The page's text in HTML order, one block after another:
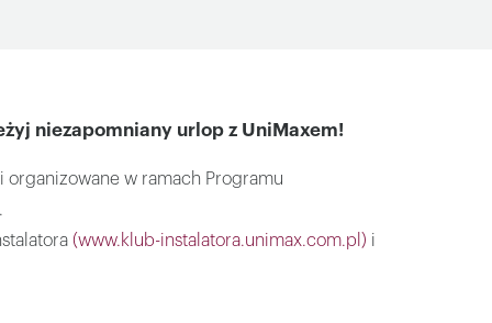
niezapomniany urlop z UniMaxem!
w ramach Programu
(www.klub-instalatora.unimax.com.pl) i